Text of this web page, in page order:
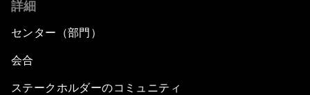
詳細
センター（部門）
会合
ステークホルダーのコミュニティ